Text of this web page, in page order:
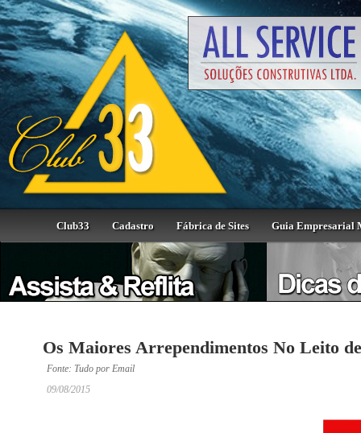
Club33 Cadastro Fábrica de Sites Guia Empresarial
Os Maiores Arrependimentos No Leito
Fonte: Tudo por Email
09/08/2015